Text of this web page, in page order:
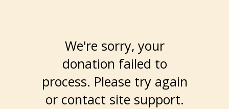
We're sorry, your
donation failed to
process. Please try again
or contact site support.